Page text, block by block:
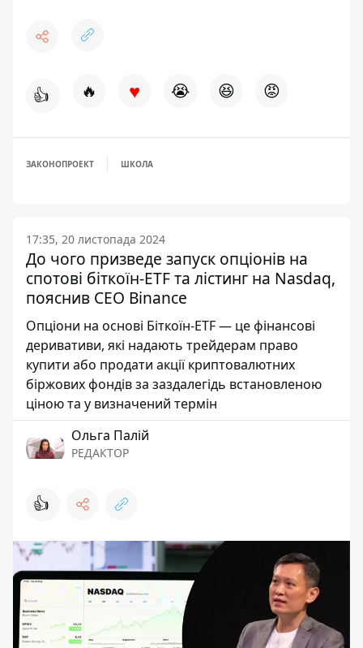
👍 🔥 ♥ 😭 😆 😡
ЗАКОНОПРОЕКТ ШКОЛА
17:35, 20 листопада 2024
До чого призведе запуск опціонів на
спотові біткоїн-ETF та лістинг на Nasdaq,
пояснив СЕО Binance
Опціони на основі Біткоїн-ETF — це фінансові
деривативи, які надають трейдерам право
купити або продати акції криптовалютних
біржових фондів за заздалегідь встановленою
ціною та у визначений термін
Ольга Палій
РЕДАКТОР
👍